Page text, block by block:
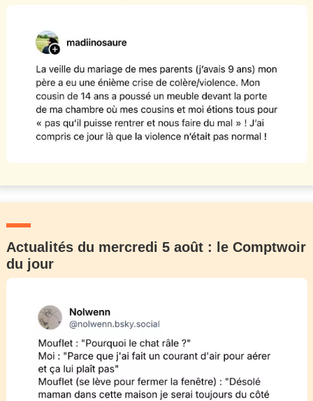
Actualités du mercredi 5 août : le Comptwoir
du jour